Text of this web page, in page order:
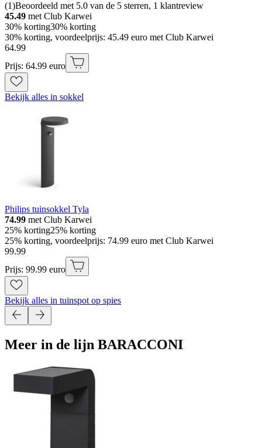
(1)Beoordeeld met 5.0 van de 5 sterren, 1 klantreview
45.49 met Club Karwei
30% korting30% korting
30% korting, voordeelprijs: 45.49 euro met Club Karwei
64.99
Prijs: 64.99 euro
Bekijk alles in sokkel
Philips tuinsokkel Tyla
74.99 met Club Karwei
25% korting25% korting
25% korting, voordeelprijs: 74.99 euro met Club Karwei
99.99
Prijs: 99.99 euro
Bekijk alles in tuinspot op spies
Meer in de lijn BARACCONI